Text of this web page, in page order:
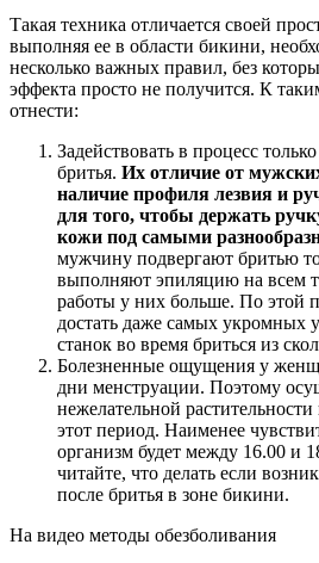
Такая техника отличается своей
выполняя ее в области бикини,
несколько важных правил, без
эффекта просто не получится. К
отнести:
Задействовать в процесс
бритья. Их отличие от
наличие профиля лезвия и
для того, чтобы держать
кожи под самыми
мужчину подвергают бритью
выполняют эпиляцию на всем
работы у них больше. По этой
достать даже самых укромных
станок во время бриться из
Болезненные ощущения у
дни менструации. Поэтому
нежелательной
этот период. Наименее
организм будет между 16.00 и
читайте, что делать если
после бритья в зоне бикини.
На видео методы обезболивания